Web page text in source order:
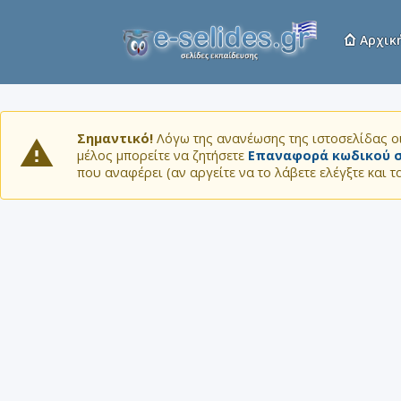
Σημαντικό! Λόγω της ανανέωσης της ιστοσελίδας
μέλος μπορείτε να ζητήσετε Επαναφορά κωδικού
που αναφέρει (αν αργείτε να το λάβετε ελέγξτε και